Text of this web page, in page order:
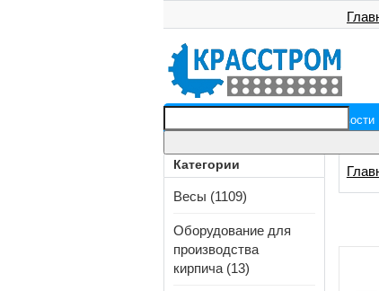
Новости
Категории
Весы (1109)
Оборудование для
производства
кирпича (13)